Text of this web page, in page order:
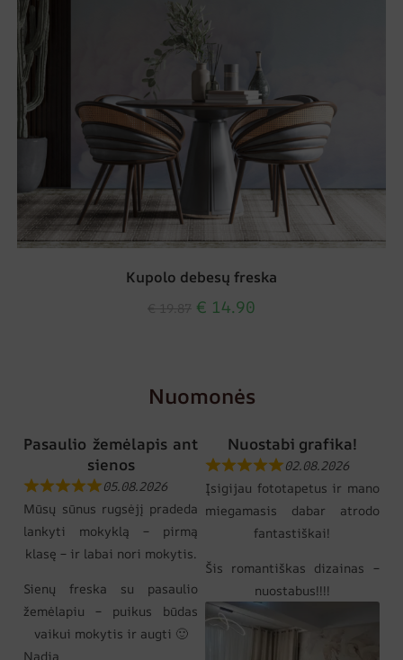
Kupolo debesų freska
€ 14.90
Nuomonės
Pasaulio žemėlapis ant
sienos
05.08.2026
Mūsų sūnus rugsėjį pradeda
lankyti mokyklą – pirmą
klasę – ir labai nori mokytis.
Sienų freska su pasaulio
žemėlapiu – puikus būdas
vaikui mokytis ir augti 🙂
Nadia
Nuostabi grafika!
02.08.2026
Įsigijau fototapetus ir mano
miegamasis dabar atrodo
fantastiškai!
Šis romantiškas dizainas –
nuostabus!!!!